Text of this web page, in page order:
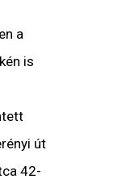
a
is
út
42-